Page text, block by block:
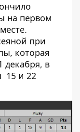
на первом
при
которая
декабря, в
15 и 22